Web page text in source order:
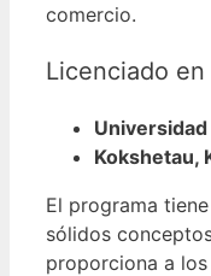
comercio.
Licenciado
Kokshetau,
El programa
sólidos
proporciona a